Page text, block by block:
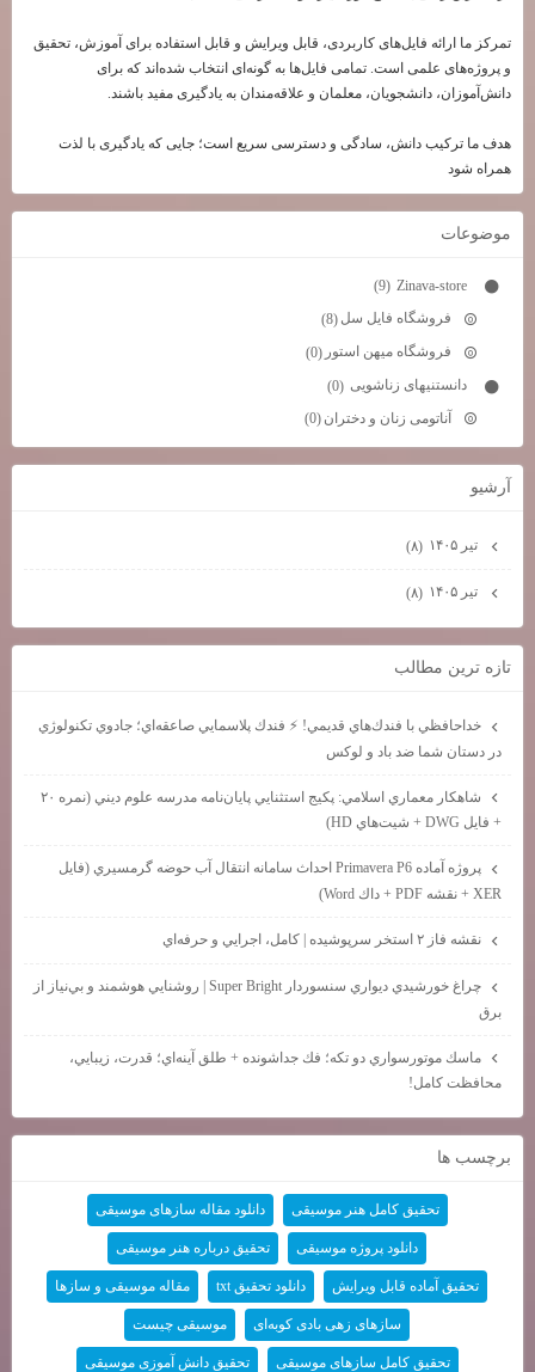
تمرکز ما ارائه فایل‌های کاربردی، قابل ویرایش و قابل استفاده برای آموزش، تحقیق
و پروژه‌های علمی است. تمامی فایل‌ها به گونه‌ای انتخاب شده‌اند که برای
دانش‌آموزان، دانشجویان، معلمان و علاقه‌مندان به یادگیری مفید باشند.
هدف ما ترکیب دانش، سادگی و دسترسی سریع است؛ جایی که یادگیری با لذت
همراه شود
موضوعات
(9)
فروشگاه فایل سل(8)
فروشگاه میهن استور(0)
دانستنیهای زناشویی (0)
آناتومی زنان و دختران(0)
آرشيو
تیر ۱۴۰۵ (۸)
تیر ۱۴۰۵ (۸)
تازه ترين مطالب
خداحافظي با فندك‌هاي قديمي! ⚡ فندك پلاسمايي صاعقه‌اي؛ جادوي تكنولوژي
در دستان شما ضد باد و لوكس
شاهكار معماري اسلامي: پكيج استثنايي پايان‌نامه مدرسه علوم ديني (نمره ۲۰
+ فايل DWG + شيت‌هاي HD)
پروژه آماده Primavera P6 احداث سامانه انتقال آب حوضه گرمسيري (فايل
XER + نقشه PDF + داك Word)
نقشه فاز ۲ استخر سرپوشيده | كامل، اجرايي و حرفه‌اي
چراغ خورشيدي ديواري سنسوردار Super Bright | روشنايي هوشمند و بي‌نياز از
برق
ماسك موتورسواري دو تكه؛ فك جداشونده + طلق آينه‌اي؛ قدرت، زيبايي،
محافظت كامل!
برچسب ها
تحقیق کامل هنر موسیقی دانلود مقاله سازهای موسیقی
دانلود پروژه موسیقی تحقیق درباره هنر موسیقی
تحقیق آماده قابل ویرایش دانلود تحقیق txt مقاله موسیقی و سازها
سازهای زهی بادی کوبه‌ای موسیقی چیست
تحقیق کامل سازهای موسیقی تحقیق دانش آموزی موسیقی